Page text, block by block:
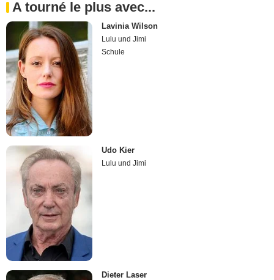
A tourné le plus avec...
Lavinia Wilson
Lulu und Jimi
Schule
Udo Kier
Lulu und Jimi
Dieter Laser